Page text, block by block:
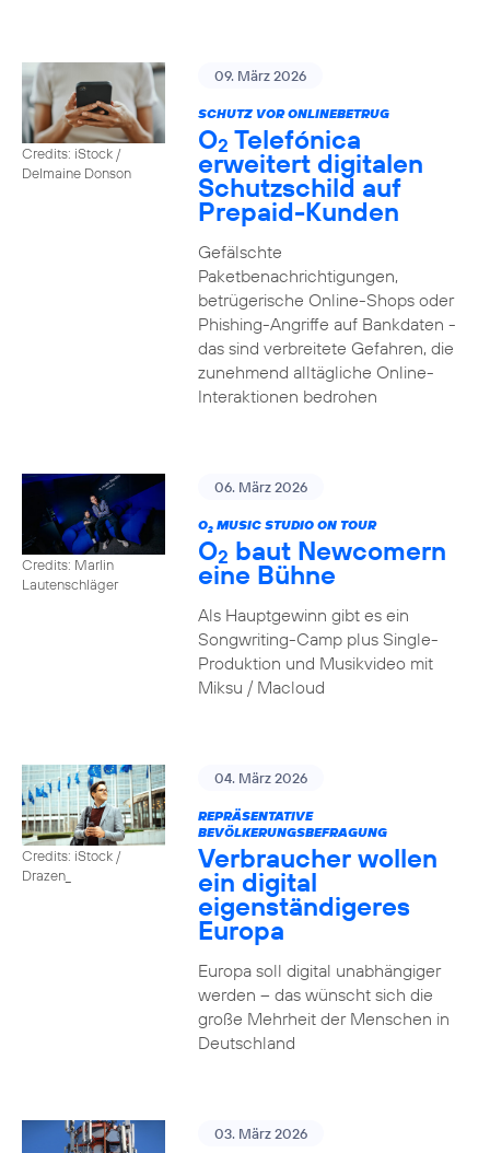
Credits: iStock /
Delmaine Donson
09. März 2026
SCHUTZ VOR ONLINEBETRUG
O2 Telefónica
erweitert digitalen
Schutzschild auf
Prepaid-Kunden
Gefälschte
Paketbenachrichtigungen,
betrügerische Online-Shops oder
Phishing-Angriffe auf Bankdaten -
das sind verbreitete Gefahren, die
zunehmend alltägliche Online-
Interaktionen bedrohen
Credits: Marlin
Lautenschläger
06. März 2026
O2MUSIC STUDIO ON TOUR
O2 baut Newcomern
eine Bühne
Als Hauptgewinn gibt es ein
Songwriting-Camp plus Single-
Produktion und Musikvideo mit
Miksu / Macloud
Credits: iStock /
Drazen_
04. März 2026
REPRÄSENTATIVE
BEVÖLKERUNGSBEFRAGUNG
Verbraucher wollen
ein digital
eigenständigeres
Europa
Europa soll digital unabhängiger
werden – das wünscht sich die
große Mehrheit der Menschen in
Deutschland
03. März 2026